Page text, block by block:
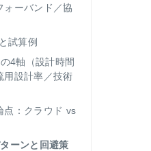
ォーバンド／協
試算例
4軸（設計時間
用設計率／技術
点：クラウド vs
ーンと回避策